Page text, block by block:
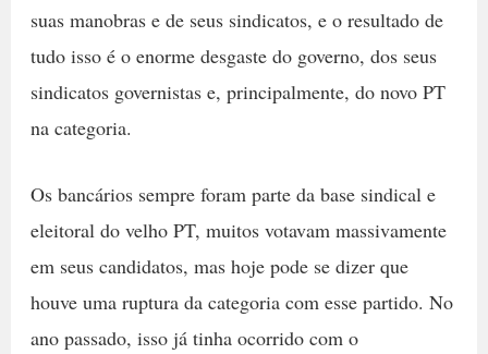
suas manobras e de seus sindicatos, e o resultado de
tudo isso é o enorme desgaste do governo, dos seus
sindicatos governistas e, principalmente, do novo PT
na categoria.
Os bancários sempre foram parte da base sindical e
eleitoral do velho PT, muitos votavam massivamente
em seus candidatos, mas hoje pode se dizer que
houve uma ruptura da categoria com esse partido. No
ano passado, isso já tinha ocorrido com o